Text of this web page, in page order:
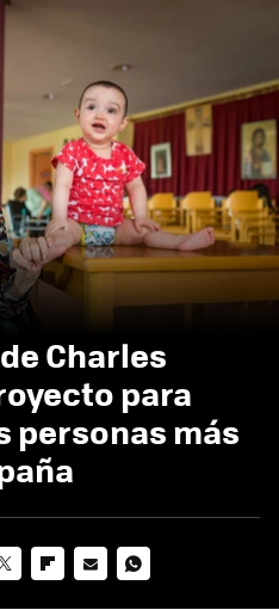
Charles
para
personas más